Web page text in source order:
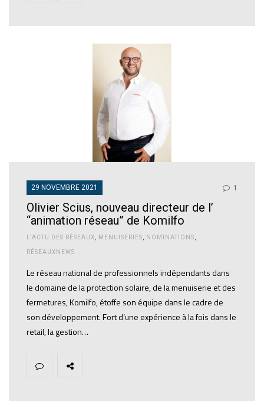
29 NOVEMBRE 2021 1
Olivier Scius, nouveau directeur de l’
“animation réseau” de Komilfo
L'ACTU DES RÉSEAUX MENUISERIES NOMINATIONS
RÉSEAUXNEWS
Le réseau national de professionnels indépendants dans
le domaine de la protection solaire, de la menuiserie et des
fermetures, Komilfo, étoffe son équipe dans le cadre de
son développement. Fort d’une expérience à la fois dans le
retail, la gestion…